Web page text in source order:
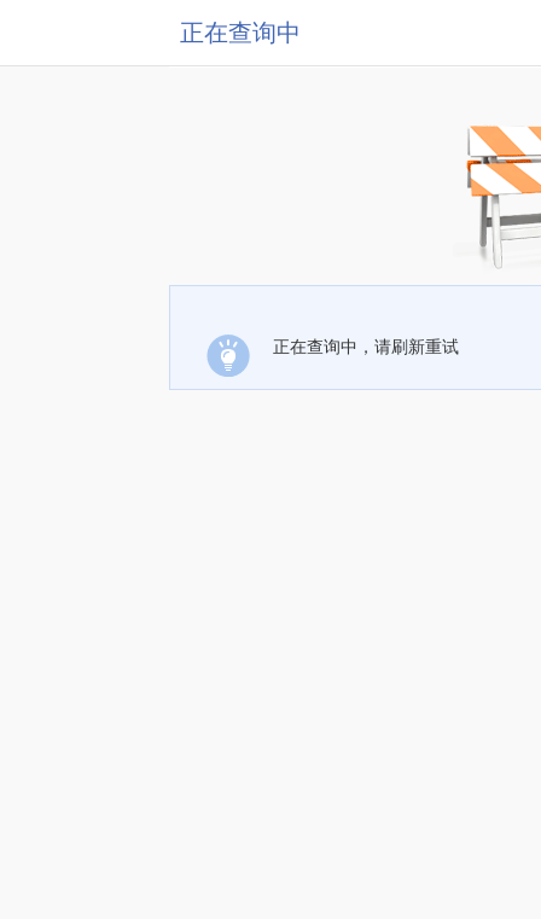
正在查询中
正在查询中，请刷新重试